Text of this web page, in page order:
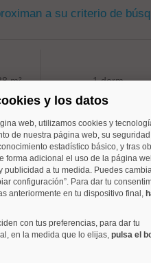
a su criterio de
m² 1 dorm.
32 m² 1 dorm.
y los datos
web, utilizamos cookies y
de nuestra página web, su seguridad
estadístico básico, y tras
forma adicional el uso de la página
publicidad a tu medida. Puedes
configuración”. Para dar tu
anteriormente en tu dispositivo final,
con tus preferencias, para dar tu
en la medida que lo elijas, pulsa el